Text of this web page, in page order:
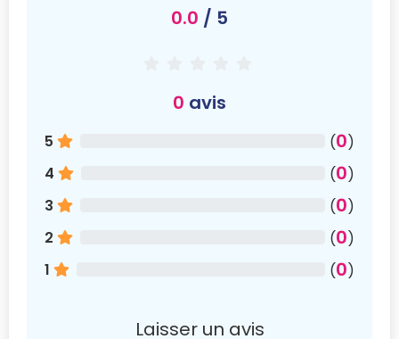
0.0 / 5
0 avis
5 (0)
4
(0)
3
(0)
2
(0)
1
(0)
Laisser un avis